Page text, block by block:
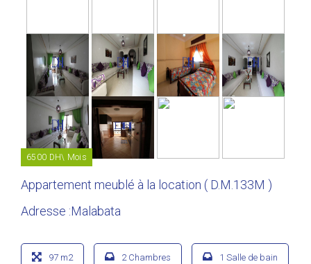
6500 DH\ Mois
Appartement meublé à la location ( D.M.133M )
Adresse :Malabata
97 m2 2 Chambres 1 Salle de bain